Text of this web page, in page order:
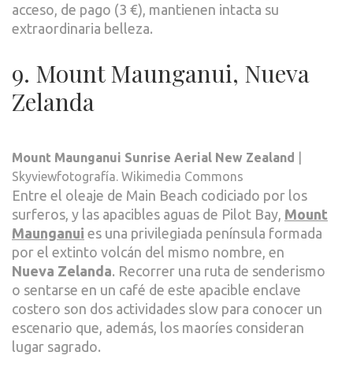
acceso, de pago (3 €), mantienen intacta su
extraordinaria belleza.
9. Mount Maunganui, Nueva
Zelanda
Mount Maunganui Sunrise Aerial New Zealand
Skyviewfotografía. Wikimedia Commons
Entre el oleaje de Main Beach codiciado por los
surferos, y las apacibles aguas de Pilot Bay, Mount
Maunganui es una privilegiada península formada
por el extinto volcán del mismo nombre, en
Nueva Zelanda. Recorrer una ruta de senderismo
o sentarse en un café de este apacible enclave
costero son dos actividades slow para conocer un
escenario que, además, los maoríes consideran
lugar sagrado.